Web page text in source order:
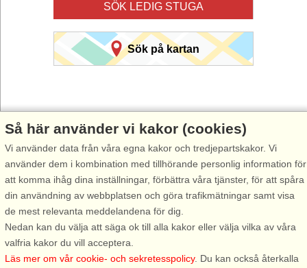
SÖK LEDIG STUGA
Sök på kartan
Välj Stugsommar när du vill hyra stuga till din nästa semester.
Använd vår smarta sökfunktion här under för att hitta en ledig stuga i
just det område du önskar. Du kan även filtrera din sökning och välja
om stugan exempelvis ska ha havsutsikt, pool, diskmaskin, internet
osv.
Så här använder vi kakor (cookies)
Vi använder data från våra egna kakor och tredjepartskakor. Vi
använder dem i kombination med tillhörande personlig information för
att komma ihåg dina inställningar, förbättra våra tjänster, för att spåra
din användning av webbplatsen och göra trafikmätningar samt visa
de mest relevanta meddelandena för dig.
Nedan kan du välja att säga ok till alla kakor eller välja vilka av våra
valfria kakor du vill acceptera.
Läs mer om vår cookie- och sekretesspolicy. Du kan också återkalla